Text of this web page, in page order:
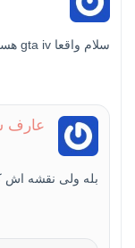
سلام واقعا gta iv هستش
عارف
بله ولی نقشه اش